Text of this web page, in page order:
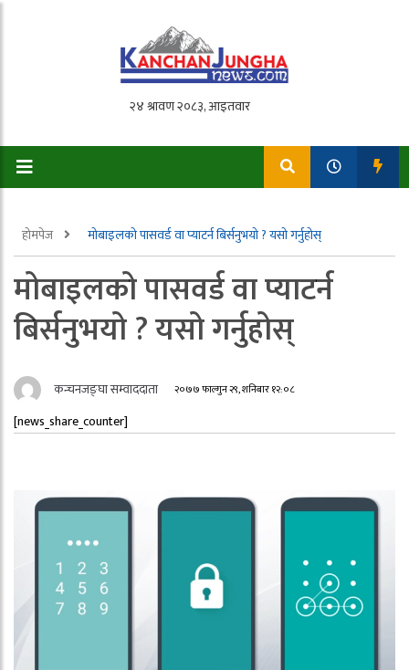
होमपेज मोबाइलको पासवर्ड वा प्याटर्न बिर्सनुभयो ? यसो गर्नुहोस्
मोबाइलको पासवर्ड वा प्याटर्न
बिर्सनुभयो ? यसो गर्नुहोस्
कन्चनजङ्घा सम्वाददाता २०७७ फाल्गुन २९, शनिबार १२:०८
[news_share_counter]